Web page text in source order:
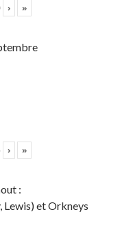
› »
› »
:
Lewis) et Orkneys